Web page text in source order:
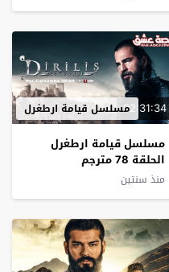
02:31:34مسلسل قيامة ارطغرل
مسلسل قيامة ارطغرل
الحلقة 78 مترجم
منذ سنتين